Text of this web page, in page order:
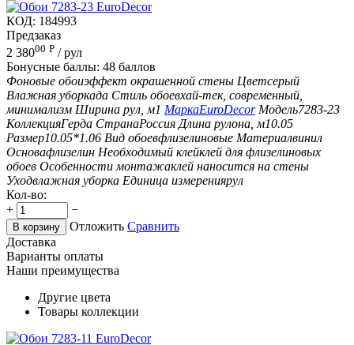
КОД: 184993
Предзаказ
2 38000 Р / рул
Бонусные баллы: 48 баллов
Фоновые обоиэффект окрашенной стены Цветсерый
Влажная уборкада Стиль обоевхай-тек, современный,
минимализм Ширина рул, м1 МаркаEuroDecor Модель7283-23
КоллекцияГерда СтранаРоссия Длина рулона, м10.05
Размер10.05*1.06 Вид обоевфлизелиновые Материалвинил
Основафлизелин Необходимый клейклей для флизелиновых
обоев Особенности монтажаклей наносится на стены
Уходвлажная уборка Единица измерениярул
Кол-во:
+
−
В корзину Отложить Сравнить
Доставка
Варианты оплаты
Наши преимущества
Другие цвета
Товары коллекции